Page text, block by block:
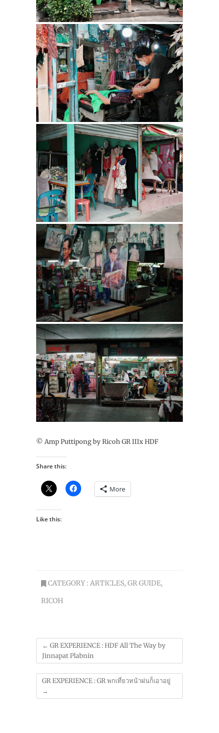
© Amp Puttipong by Ricoh GR IIIx HDF
Share this:
More
Like this:
CATEGORY : ARTICLES, GR GUIDE,
RICOH
← GR EXPERIENCE : HDF All The Way by
Jinnapat Plabnin
GR EXPERIENCE : GR พกเที่ยวหน้าฝนก็เอาอยู่
→